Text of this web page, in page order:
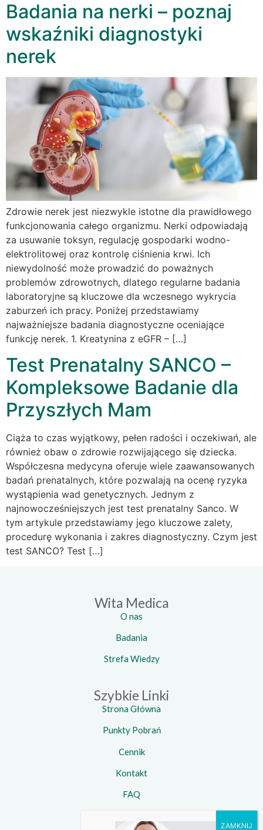
Badania na nerki – poznaj
wskaźniki diagnostyki
nerek
Zdrowie nerek jest niezwykle istotne dla prawidłowego
funkcjonowania całego organizmu. Nerki odpowiadają
za usuwanie toksyn, regulację gospodarki wodno-
elektrolitowej oraz kontrolę ciśnienia krwi. Ich
niewydolność może prowadzić do poważnych
problemów zdrowotnych, dlatego regularne badania
laboratoryjne są kluczowe dla wczesnego wykrycia
zaburzeń ich pracy. Poniżej przedstawiamy
najważniejsze badania diagnostyczne oceniające
funkcję nerek. 1. Kreatynina z eGFR – […]
Test Prenatalny SANCO –
Kompleksowe Badanie dla
Przyszłych Mam
Ciąża to czas wyjątkowy, pełen radości i oczekiwań, ale
również obaw o zdrowie rozwijającego się dziecka.
Współczesna medycyna oferuje wiele zaawansowanych
badań prenatalnych, które pozwalają na ocenę ryzyka
wystąpienia wad genetycznych. Jednym z
najnowocześniejszych jest test prenatalny Sanco. W
tym artykule przedstawiamy jego kluczowe zalety,
procedurę wykonania i zakres diagnostyczny. Czym jest
test SANCO? Test […]
Wita Medica
O nas
Badania
Strefa Wiedzy
Szybkie Linki
Strona Główna
Punkty Pobrań
Cennik
Kontakt
FAQ